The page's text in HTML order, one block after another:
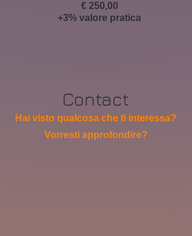
€ 250,00
+3% valore pratica
Contact
Hai visto qualcosa che ti interessa?
Vorresti approfondire?